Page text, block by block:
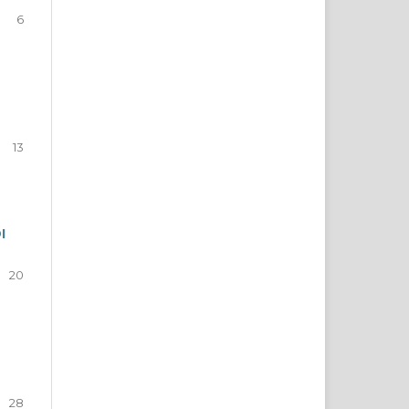
6
13
20
28